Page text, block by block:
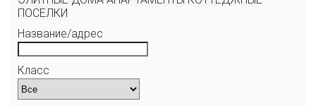
ПОСЕЛКИ
Название/адрес
Класс